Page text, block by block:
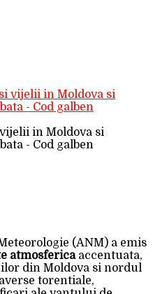
in Moldova si
- Cod galben
(ANM) a emis
atmosfericaaccentuata,
din Moldova si nordul
torentiale,